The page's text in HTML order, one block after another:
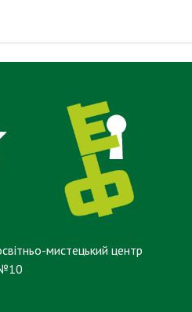
мистецький центр
№10